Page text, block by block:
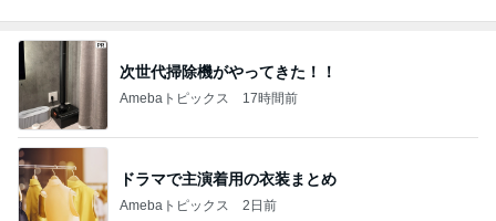
次世代掃除機がやってきた！！
Amebaトピックス 17時間前
ドラマで主演着用の衣装まとめ
Amebaトピックス 2日前